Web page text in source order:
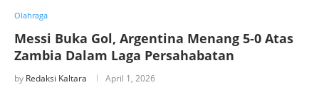
Olahraga
Messi Buka Gol, Argentina Menang 5‑0 Atas
Zambia Dalam Laga Persahabatan
by Redaksi Kaltara April 1, 2026